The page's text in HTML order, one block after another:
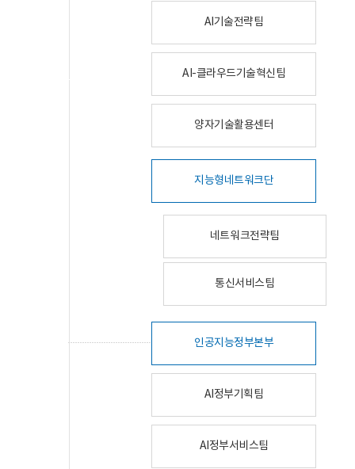
AI기술전략팀
AI-클라우드기술혁신팀
양자기술활용센터
지능형네트워크단
네트워크전략팀
통신서비스팀
인공지능정부본부
AI정부기획팀
AI정부서비스팀